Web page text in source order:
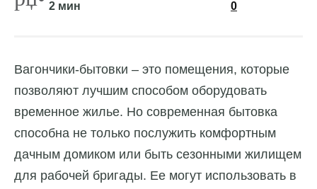
2 мин 0
Вагончики-бытовки – это помещения, которые
позволяют лучшим способом оборудовать
временное жилье. Но современная бытовка
способна не только послужить комфортным
дачным домиком или быть сезонными жилищем
для рабочей бригады. Ее могут использовать в